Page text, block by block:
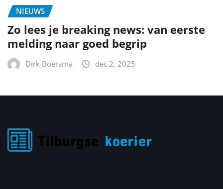
NIEUWS
Zo lees je breaking news: van eerste
melding naar goed begrip
Dirk Boersma dec 2, 2025